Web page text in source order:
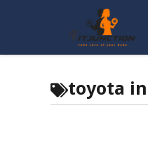
toyota